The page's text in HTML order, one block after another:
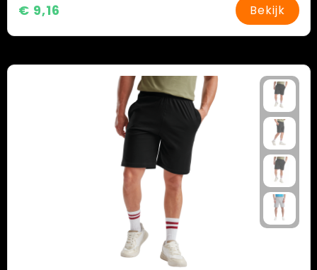
€ 9,16 Bekijk